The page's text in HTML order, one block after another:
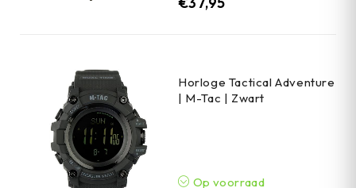
Horloge Tactical Adventure
| M-Tac | Zwart
Op voorraad